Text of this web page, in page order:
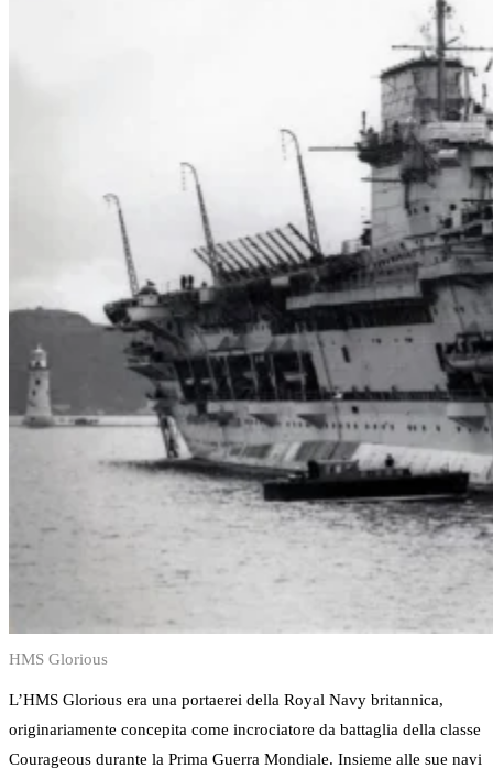
HMS Glorious
L’HMS Glorious era una portaerei della Royal Navy britannica,
originariamente concepita come incrociatore da battaglia della classe
Courageous durante la Prima Guerra Mondiale. Insieme alle sue navi